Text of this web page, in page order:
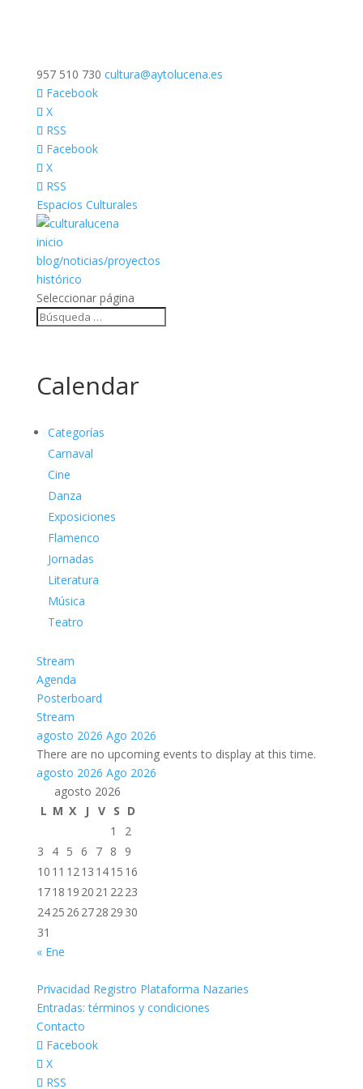
957 510 730 cultura@aytolucena.es
Facebook
X
RSS
Facebook
X
RSS
Espacios Culturales
inicio
blog/noticias/proyectos
histórico
Seleccionar página
Calendar
Categorías
Carnaval
Cine
Danza
Exposiciones
Flamenco
Jornadas
Literatura
Música
Teatro
Stream
Agenda
Posterboard
Stream
agosto 2026 Ago 2026
There are no upcoming events to display at this time.
agosto 2026 Ago 2026
agosto 2026
L M X J V S D
1
2
3
4 5 6 7 8
9
10 11 1213 1415 16
1718 19 20 21 2223
2425 26 2728 29 30
31
« Ene
Privacidad Registro Plataforma Nazaries
Entradas: términos y condiciones
Contacto
Facebook
X
RSS